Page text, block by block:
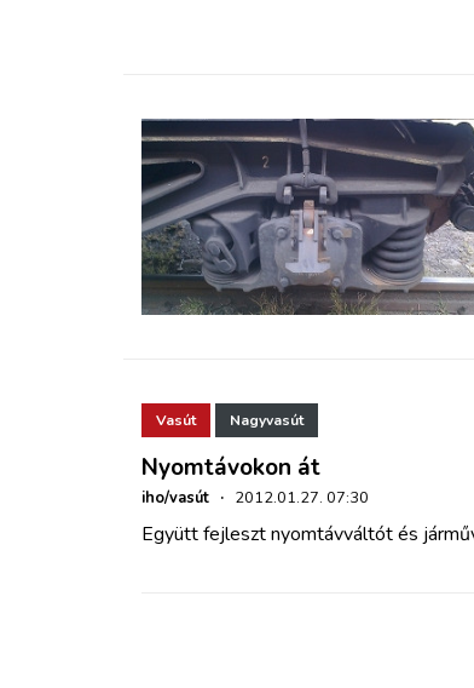
Vasút Nagyvasút
Nyomtávokon át
iho/vasút · 2012.01.27. 07:30
Együtt fejleszt nyomtávváltót és